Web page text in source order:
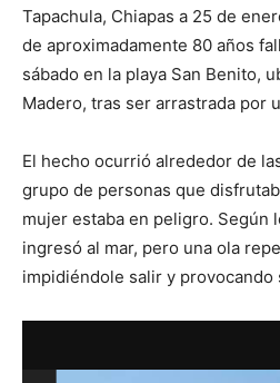
Tapachula, Chiapas a 25 de
de aproximadamente 80 años
sábado en la playa San Benito,
Madero, tras ser arrastrada por
El hecho ocurrió alrededor de
grupo de personas que
mujer estaba en peligro. Según
ingresó al mar, pero una ola
impidiéndole salir y provocando